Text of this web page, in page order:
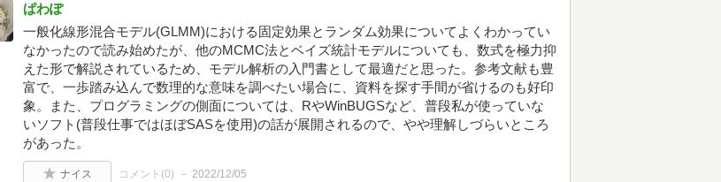
ぱわぽ
一般化線形混合モデル(GLMM)における固定効果とランダム効果についてよくわかってい
なかったので読み始めたが、他のMCMC法とベイズ統計モデルについても、数式を極力抑
えた形で解説されているため、モデル解析の入門書として最適だと思った。参考文献も豊
富で、一歩踏み込んで数理的な意味を調べたい場合に、資料を探す手間が省けるのも好印
象。また、プログラミングの側面については、RやWinBUGSなど、普段私が使っていな
いソフト(普段仕事ではほぼSASを使用)の話が展開されるので、やや理解しづらいところ
があった。
ナイス コメント(0) 2022/12/05